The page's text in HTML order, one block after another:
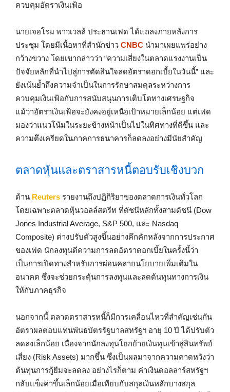
ควบคุมอัตราเงินเฟ้อ
นายเจอโรม พาวเวลล์ ประธานเฟด ได้แถลงภายหลังการ
ประชุม โดยมีเนื้อหาที่สำนักข่าว CNBC นำมาเผยแพร่อย่าง
กว้างขวาง โดยเขากล่าวว่า “ความเสี่ยงในตลาดแรงงานเป็น
ปัจจัยหลักที่นำไปสู่การตัดสินใจลดอัตราดอกเบี้ยในวันนี้” และ
ยังเน้นย้ำถึงความจำเป็นในการรักษาสมดุลระหว่างการ
ควบคุมเงินเฟ้อกับการสนับสนุนการเติบโตทางเศรษฐกิจ
แม้ว่าอัตราเงินเฟ้อจะยังคงอยู่เหนือเป้าหมายเล็กน้อย แต่เฟด
มองว่าแนวโน้มในระยะข้างหน้าเป็นไปในทิศทางที่ดีขึ้น และ
ความตึงเครียดในภาคการธนาคารก็ลดลงอย่างมีนัยสำคัญ
ตลาดหุ้นและตราสารหนี้ตอบรับเชิงบวก
ด้าน Reuters รายงานถึงปฏิกิริยาของตลาดการเงินทั่วโลก
โดยเฉพาะตลาดหุ้นวอลล์สตรีท ที่ดัชนีหลักทั้งสามดัชนี (Dow
Jones Industrial Average, S&P 500, และ Nasdaq
Composite) ต่างปรับตัวสูงขึ้นอย่างคึกคักหลังจากการประกาศ
ของเฟด นักลงทุนตีความการลดอัตราดอกเบี้ยในครั้งนี้ว่า
เป็นการเปิดทางสำหรับการผ่อนคลายนโยบายเพิ่มเติมใน
อนาคต ซึ่งจะช่วยกระตุ้นการลงทุนและลดต้นทุนทางการเงิน
ให้กับภาคธุรกิจ
นอกจากนี้ ตลาดตราสารหนี้ก็มีการเคลื่อนไหวที่สำคัญเช่นกัน
อัตราผลตอบแทนพันธบัตรรัฐบาลสหรัฐฯ อายุ 10 ปี ได้ปรับตัว
ลดลงเล็กน้อย เนื่องจากนักลงทุนโยกย้ายเงินทุนเข้าสู่สินทรัพย์
เสี่ยง (Risk Assets) มากขึ้น ซึ่งเป็นผลมาจากความคาดหวังว่า
ต้นทุนการกู้ยืมจะลดลง อย่างไรก็ตาม ค่าเงินดอลลาร์สหรัฐฯ
กลับแข็งค่าขึ้นเล็กน้อยเมื่อเทียบกับสกุลเงินหลักบางสกุล